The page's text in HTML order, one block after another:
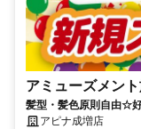
アミューズメン
髪型・髪色原則自由☆
アピナ成増店